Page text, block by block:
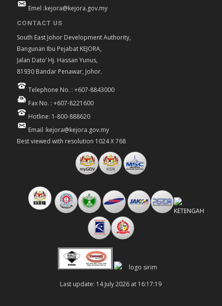
Emel :kejora@kejora.gov.my
CONTACT US
South East Johor Development Authority,
Bangunan Ibu Pejabat KEJORA,
Jalan Dato’ Hj. Hassan Yunus,
81930 Bandar Penawar, Johor.
Telephone No. : +607-8843000
Fax No. : +607-8221600
Hotline: 1-800-888620
Email :kejora@kejora.gov.my
Best viewed with resolution 1024 X 768
Last update: 14 July 2026 at 16:17:19